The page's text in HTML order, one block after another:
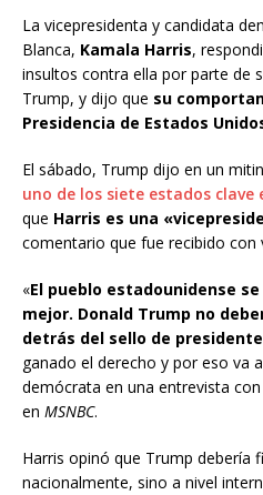
La vicepresidenta y candidata
Blanca, Kamala Harris,
insultos contra ella por parte de
Trump, y dijo que su
Presidencia de Estados
El sábado, Trump dijo en un
uno de los siete estados clave
que Harris es una
comentario que fue recibido con
«El pueblo estadounidense
mejor. Donald Trump no
detrás del sello de presidente
ganado el derecho y por eso va
demócrata en una entrevista
en MSNBC.
Harris opinó que Trump debería
nacionalmente, sino a nivel